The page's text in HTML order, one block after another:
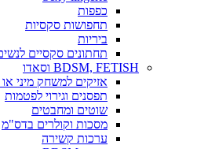
כפפות
תחפושות סקסיות
ביריות
תחתונים סקסיים
BDSM, FETISH וסאדו
אזיקים למשחק מיני
תפסנים וגירוי לפטמות
שוטים ומחבטים
מסכות וקולרים בדס"מ
ערכות קשירה